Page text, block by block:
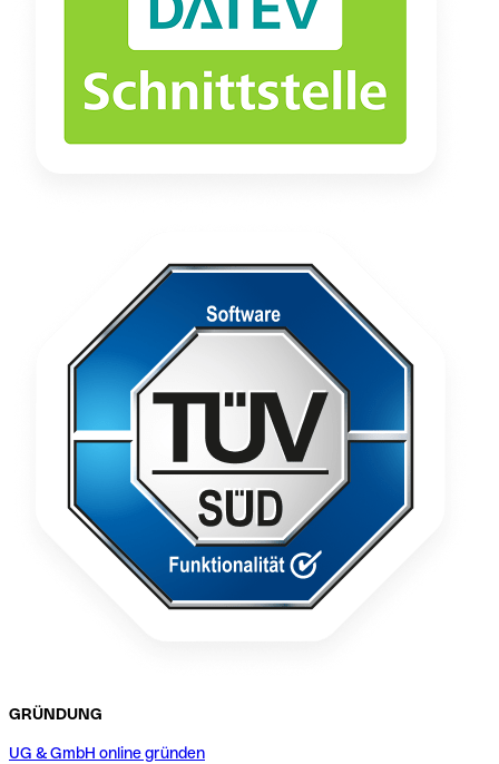
GRÜNDUNG
UG & GmbH online gründen